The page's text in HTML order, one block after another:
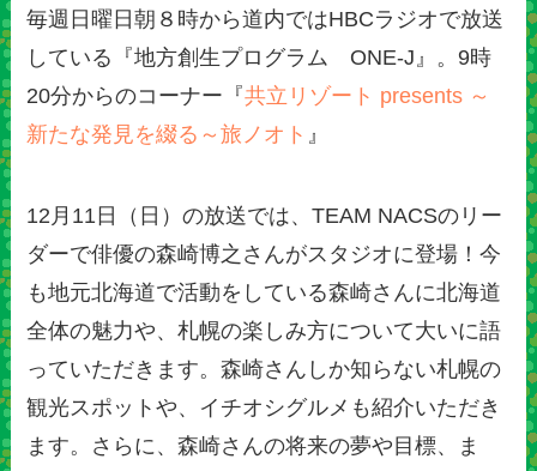
毎週日曜日朝８時から道内ではHBCラジオで放送
している『地方創生プログラム ONE-J』。9時
20分からのコーナー『共立リゾート presents ～
新たな発見を綴る～旅ノオト 』
12月11日（日）の放送では、TEAM NACSのリー
ダーで俳優の森崎博之さんがスタジオに登場！今
も地元北海道で活動をしている森崎さんに北海道
全体の魅力や、札幌の楽しみ方について大いに語
っていただきます。森崎さんしか知らない札幌の
観光スポットや、イチオシグルメも紹介いただき
ます。さらに、森崎さんの将来の夢や目標、ま